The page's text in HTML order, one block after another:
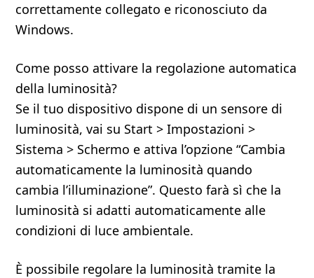
correttamente collegato e riconosciuto da
Windows.
Come posso attivare la regolazione automatica
della luminosità?
Se il tuo dispositivo dispone di un sensore di
luminosità, vai su Start > Impostazioni >
Sistema > Schermo e attiva l’opzione “Cambia
automaticamente la luminosità quando
cambia l’illuminazione”. Questo farà sì che la
luminosità si adatti automaticamente alle
condizioni di luce ambientale.
È possibile regolare la luminosità tramite la